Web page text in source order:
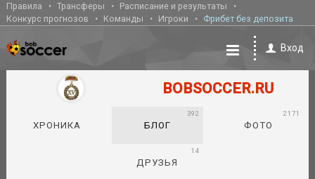
Правила Трансферы
Расписание и результаты
Конкурс прогнозов
Команды Игроки Фрибет без депозита
Вход
BOBSOCCER.RU
ХРОНИКА БЛОГ
392
ФОТО
2171
ДРУЗЬЯ
14